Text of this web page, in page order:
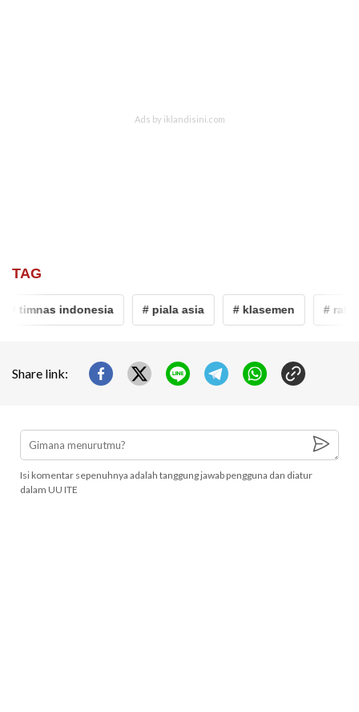
TAG
# timnas indonesia # piala asia # klasemen #
Share link:
Isi komentar sepenuhnya adalah tanggung jawab pengguna dan diatur
dalam UU ITE